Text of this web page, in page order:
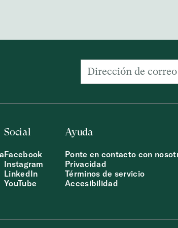
Social
Facebook
Instagram
LinkedIn
YouTube
Ayuda
Ponte en contacto con
Privacidad
Términos de servicio
Accesibilidad